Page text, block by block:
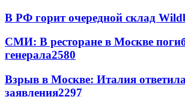
В РФ горит очередной склад
СМИ: В ресторане в Москве
генерала2580
Взрыв в Москве: Италия
заявления2297